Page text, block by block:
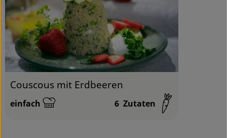
Couscous mit Erdbeeren
Schwierigkeit:
einfach 6 Zutaten